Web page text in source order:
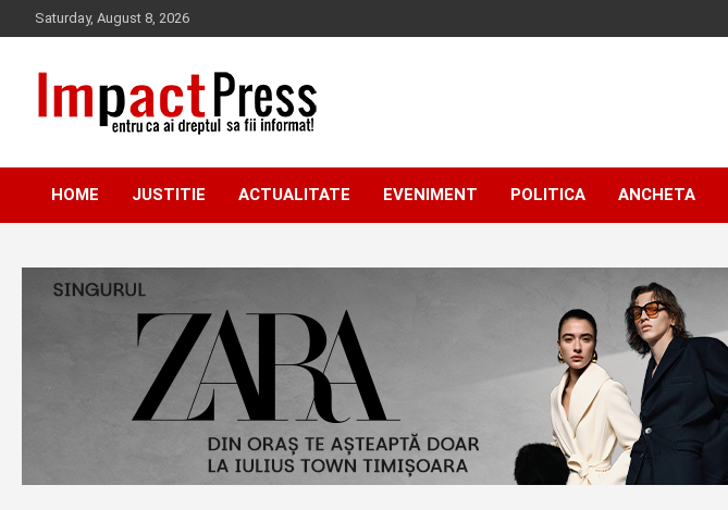
to
Saturday, August 8, 2026
IMPACTPRESS
HOME JUSTITIE ACTUALITATE EVENIMENT POLITICA ANCHETA